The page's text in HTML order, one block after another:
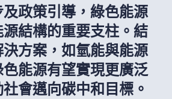
政策引導，綠色能源
結構的重要支柱。結
方案，如氫能與能源
能源有望實現更廣泛
會邁向碳中和目標。